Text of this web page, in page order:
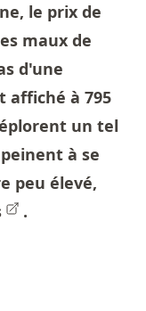
le prix de
maux de
d'une
affiché à 795
un tel
à se
peu élevé,
.